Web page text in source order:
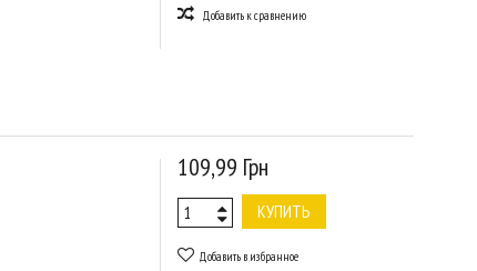
Добавить к сравнению
109,99 Грн
КУПИТЬ
Добавить в избранное